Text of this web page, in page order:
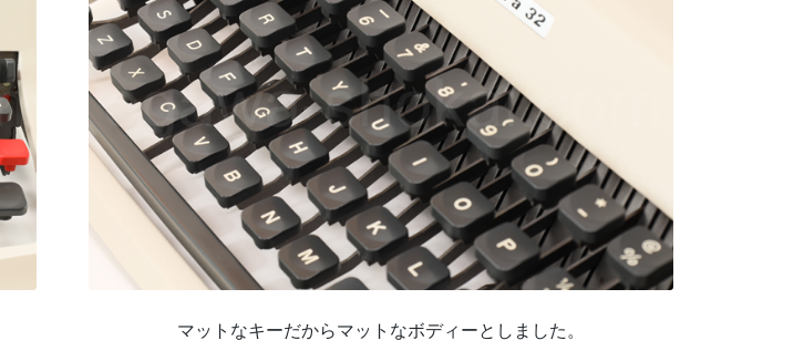
マットなキーだからマットなボディーとしました。